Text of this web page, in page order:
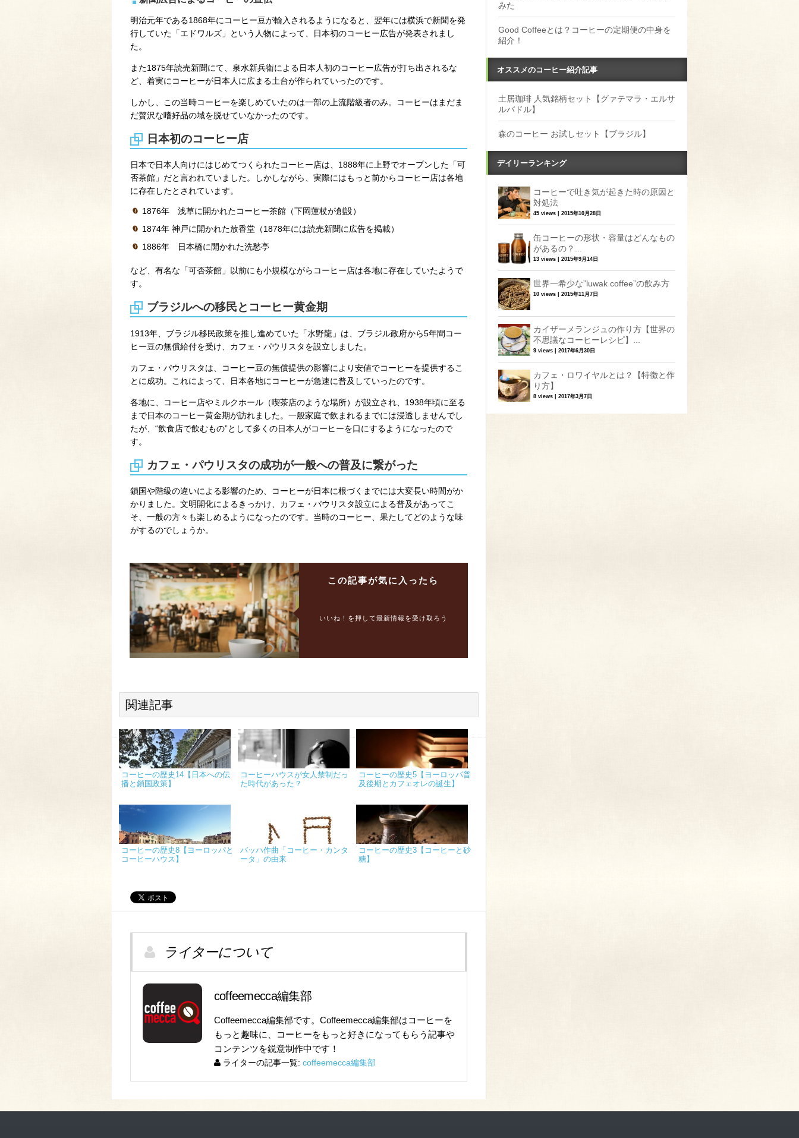
明治元年である1868年にコーヒー豆が輸入されるようになると、翌年には横浜で新聞を発
行していた「エドワルズ」という人物によって、日本初のコーヒー広告が発表されまし
た。
また1875年読売新聞にて、泉水新兵衛による日本人初のコーヒー広告が打ち出されるな
ど、着実にコーヒーが日本人に広まる土台が作られていったのです。
しかし、この当時コーヒーを楽しめていたのは一部の上流階級者のみ。コーヒーはまだま
だ贅沢な嗜好品の域を脱せていなかったのです。
日本初のコーヒー店
日本で日本人向けにはじめてつくられたコーヒー店は、1888年に上野でオープンした「可
否茶館」だと言われていました。しかしながら、実際にはもっと前からコーヒー店は各地
に存在したとされています。
1876年 浅草に開かれたコーヒー茶館（下岡蓮杖が創設）
1874年 神戸に開かれた放香堂（1878年には読売新聞に広告を掲載）
1886年 日本橋に開かれた洗愁亭
など、有名な「可否茶館」以前にも小規模ながらコーヒー店は各地に存在していたようで
す。
ブラジルへの移民とコーヒー黄金期
1913年、ブラジル移民政策を推し進めていた「水野龍」は、ブラジル政府から5年間コー
ヒー豆の無償給付を受け、カフェ・パウリスタを設立しました。
カフェ・パウリスタは、コーヒー豆の無償提供の影響により安値でコーヒーを提供するこ
とに成功。これによって、日本各地にコーヒーが急速に普及していったのです。
各地に、コーヒー店やミルクホール（喫茶店のような場所）が設立され、1938年頃に至る
まで日本のコーヒー黄金期が訪れました。一般家庭で飲まれるまでには浸透しませんでし
たが、“飲食店で飲むもの”として多くの日本人がコーヒーを口にするようになったので
す。
カフェ・パウリスタの成功が一般への普及に繋がった
鎖国や階級の違いによる影響のため、コーヒーが日本に根づくまでには大変長い時間がか
かりました。文明開化によるきっかけ、カフェ・パウリスタ設立による普及があってこ
そ、一般の方々も楽しめるようになったのです。当時のコーヒー、果たしてどのような味
がするのでしょうか。
この記事が気に入ったら
いいね！を押して最新情報を受け取ろう
関連記事
コーヒーの歴史14【日本への伝
播と鎖国政策】
コーヒーハウスが女人禁制だっ
た時代があった？
コーヒーの歴史5【ヨーロッパ普
及後期とカフェオレの誕生】
コーヒーの歴史8【ヨーロッパと
コーヒーハウス】
バッハ作曲「コーヒー・カンタ
ータ」の由来
コーヒーの歴史3【コーヒーと砂
糖】
ライターについて
coffeemecca編集部
Coffeemecca編集部です。Coffeemecca編集部はコーヒーを
もっと趣味に、コーヒーをもっと好きになってもらう記事や
コンテンツを鋭意制作中です！
ライターの記事一覧: coffeemecca編集部
みた
Good Coffeeとは？コーヒーの定期便の中身を
紹介！
オススメのコーヒー紹介記事
土居珈琲 人気銘柄セット【グァテマラ・エルサ
ルバドル】
森のコーヒー お試しセット【ブラジル】
デイリーランキング
コーヒーで吐き気が起きた時の原因と
対処法
45 views 2015年10月28日
缶コーヒーの形状・容量はどんなもの
があるの？...
13 views 2015年9月14日
世界一希少な”luwak coffee”の飲み方
10 views 2015年11月7日
カイザーメランジュの作り方【世界の
不思議なコーヒーレシピ】...
9 views 2017年6月30日
カフェ・ロワイヤルとは？【特徴と作
り方】
8 views 2017年3月7日